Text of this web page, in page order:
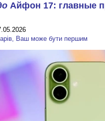
Айфон 17: главные
Ваш може бути першим